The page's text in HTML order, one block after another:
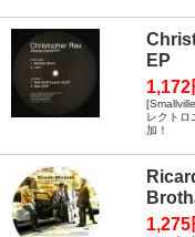
EP
1,172
レクトロ
加！
1,275